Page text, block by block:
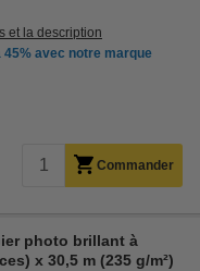
et la description
45% avec notre marque
Commander
photo brillant à
x 30,5 m (235 g/m²)